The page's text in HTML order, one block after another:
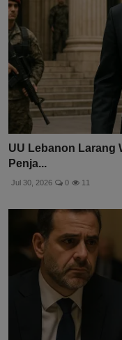
UU Lebanon Larang
Penja...
Jul 30, 2026 0 11